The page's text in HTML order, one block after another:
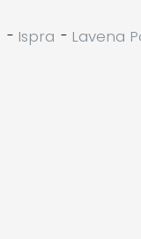
- Ispra - Lavena